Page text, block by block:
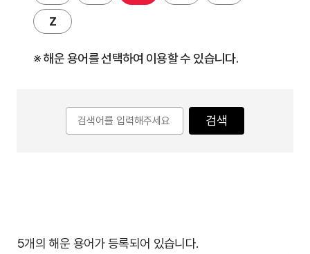
Z
※ 해운 용어를 선택하여 이용할 수 있습니다.
검색
5개의 해운 용어가 등록되어 있습니다.